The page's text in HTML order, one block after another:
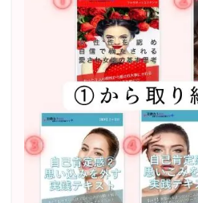
2022年2月〜6月 男性心理
20年8月〜25年3月 少人数
71名 随時満席
2019年6月 恋愛コーチとし